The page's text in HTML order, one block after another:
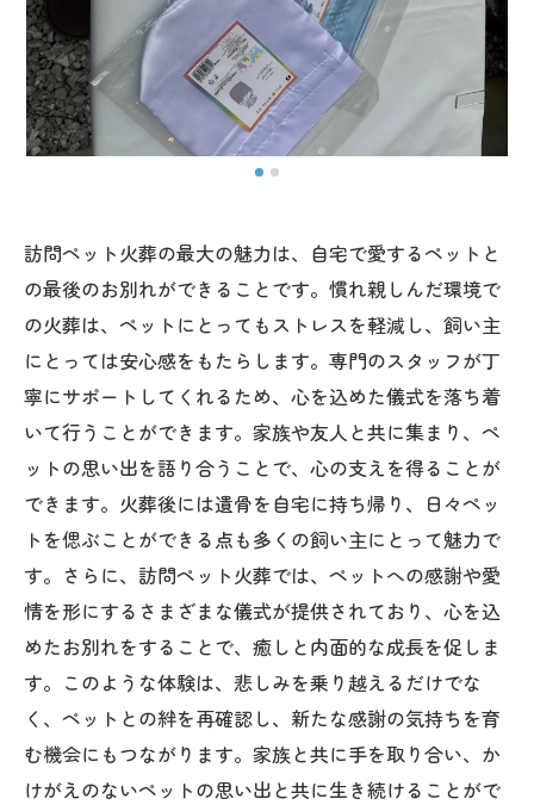
訪問ペット火葬の最大の魅力は、自宅で愛するペットと
の最後のお別れができることです。慣れ親しんだ環境で
の火葬は、ペットにとってもストレスを軽減し、飼い主
にとっては安心感をもたらします。専門のスタッフが丁
寧にサポートしてくれるため、心を込めた儀式を落ち着
いて行うことができます。家族や友人と共に集まり、ペ
ットの思い出を語り合うことで、心の支えを得ることが
できます。火葬後には遺骨を自宅に持ち帰り、日々ペッ
トを偲ぶことができる点も多くの飼い主にとって魅力で
す。さらに、訪問ペット火葬では、ペットへの感謝や愛
情を形にするさまざまな儀式が提供されており、心を込
めたお別れをすることで、癒しと内面的な成長を促しま
す。このような体験は、悲しみを乗り越えるだけでな
く、ペットとの絆を再確認し、新たな感謝の気持ちを育
む機会にもつながります。家族と共に手を取り合い、か
けがえのないペットの思い出と共に生き続けることがで